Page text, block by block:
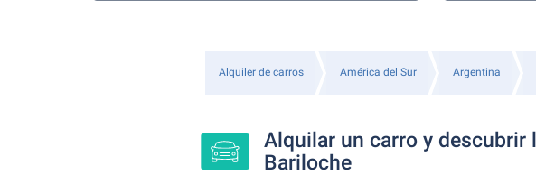
Alquiler de carros América del Sur Argentina
Alquilar un carro y descubrir
Bariloche